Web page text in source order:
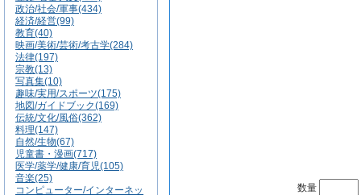
政治/社会/軍事(434)
経済/経営(99)
教育(40)
映画/美術/芸術/考古学(284)
法律(197)
宗教(13)
写真集(10)
趣味/実用/スポーツ(175)
地図/ガイドブック(169)
伝統/文化/風俗(362)
料理(147)
自然/生物(67)
児童書・漫画(717)
医学/薬学/健康/育児(105)
音楽(25)
コンピューター/インターネッ
数量